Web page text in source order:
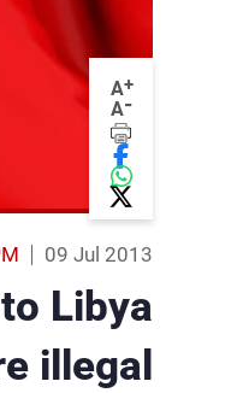
A+
A-
09 Jul 2013
Libya
illegal